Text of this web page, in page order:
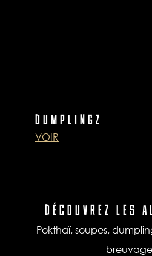
DUMPLINGZ
VOIR
DÉCOUVREZ LES
Pokthaï, soupes,